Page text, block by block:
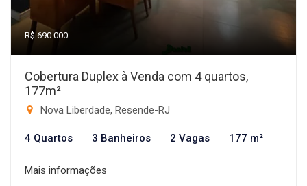
R$ 690.000
Cobertura Duplex à Venda com 4 quartos,
177m²
Nova Liberdade, Resende-RJ
4 Quartos 3 Banheiros 2 Vagas 177 m²
Mais informações